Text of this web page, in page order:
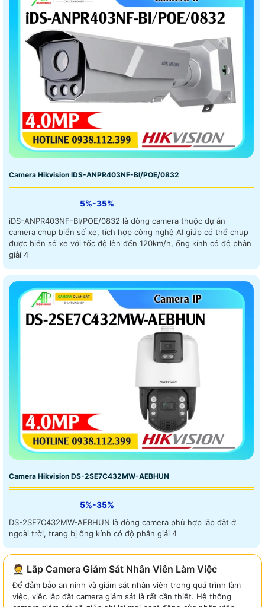
Camera Hikvision IDS-ANPR403NF-BI/POE/0832
5%-35%
iDS-ANPR403NF-BI/POE/0832 là dòng camera thuộc dự án
camera chụp biển số xe, tích hợp công nghệ AI giúp có thể chụp
được biển số xe với tốc độ lên đến 120km/h, ống kính có độ phân
giải 4
Camera Hikvision DS-2SE7C432MW-AEBHUN
5%-35%
DS-2SE7C432MW-AEBHUN là dòng camera phù hợp lắp đặt ở
ngoài trời, trang bị ống kính có độ phân giải 4
🤵 Lắp Camera Giám Sát Nhân Viên Làm Việc
Để đảm bảo an ninh và giám sát nhân viên trong quá trình làm
việc, việc lắp đặt camera giám sát là rất cần thiết. Hệ thống